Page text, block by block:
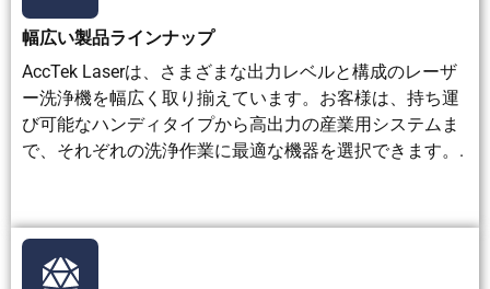
ク
リ
ー
ニ
ン
の
置
通常、後
片付けは
ほとん
ど、ある
いは全く
多くの場
合、埃の
除去と表
面仕上げ
が必要と
すすぎと
乾燥が必
要です
通常は残留
物はほとん
どないが、
湿気や結露
には注意が
幅広い製品ラインナップ
AccTek Laserは、さまざまな出力レベルと構成のレーザ
ー洗浄機を幅広く取り揃えています。お客様は、持ち運
び可能なハンディタイプから高出力の産業用システムま
で、それぞれの洗浄作業に最適な機器を選択できます。.